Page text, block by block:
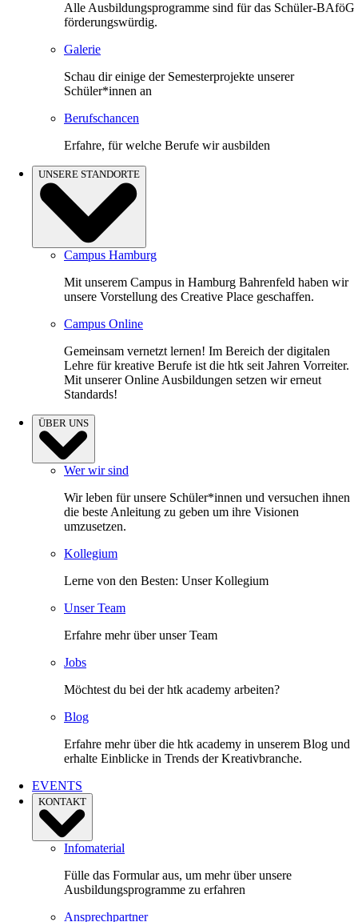
Alle Ausbildungsprogramme sind für das Schüler-BAföG
förderungswürdig.
Galerie
Schau dir einige der Semesterprojekte unserer
Schüler*innen an
Berufschancen
Erfahre, für welche Berufe wir ausbilden
UNSERE STANDORTE
Campus Hamburg
Mit unserem Campus in Hamburg Bahrenfeld haben wir
unsere Vorstellung des Creative Place geschaffen.
Campus Online
Gemeinsam vernetzt lernen! Im Bereich der digitalen
Lehre für kreative Berufe ist die htk seit Jahren Vorreiter.
Mit unserer Online Ausbildungen setzen wir erneut
Standards!
ÜBER UNS
Wer wir sind
Wir leben für unsere Schüler*innen und versuchen ihnen
die beste Anleitung zu geben um ihre Visionen
umzusetzen.
Kollegium
Lerne von den Besten: Unser Kollegium
Unser Team
Erfahre mehr über unser Team
Jobs
Möchtest du bei der htk academy arbeiten?
Blog
Erfahre mehr über die htk academy in unserem Blog und
erhalte Einblicke in Trends der Kreativbranche.
EVENTS
KONTAKT
Infomaterial
Fülle das Formular aus, um mehr über unsere
Ausbildungsprogramme zu erfahren
Ansprechpartner